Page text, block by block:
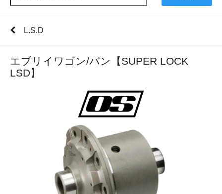
L.S.D
エブリイワゴン/バン【SUPER LOCK
LSD】